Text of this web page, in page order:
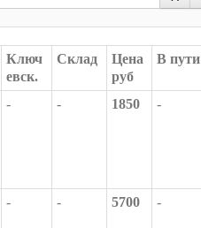
Ключ
евск.
Склад
Цена
руб
В пути
- - 1850 -
- - 5700 -